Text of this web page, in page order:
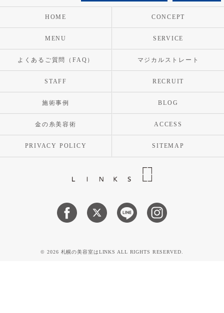
HOME CONCEPT
MENU SERVICE
よくあるご質問（FAQ） マジカルストレート
STAFF RECRUIT
施術事例 BLOG
金の糸美容術 ACCESS
PRIVACY POLICY SITEMAP
© 2026 札幌の美容室はLINKS ALL RIGHTS RESERVED.